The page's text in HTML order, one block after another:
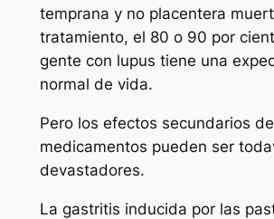
temprana y no placentera
tratamiento, el 80 o 90 por
gente con lupus tiene una
normal de vida.
Pero los efectos secundarios
medicamentos pueden ser
devastadores.
La gastritis inducida por las